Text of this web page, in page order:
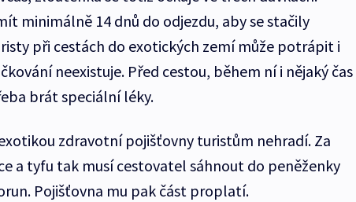
minimálně 14 dnů do odjezdu, aby se stačily
při cestách do exotických zemí může potrápit i
neexistuje. Před cestou, během ní i nějaký čas
brát speciální léky.
zdravotní pojišťovny turistům nehradí. Za
a tyfu tak musí cestovatel sáhnout do peněženky
Pojišťovna mu pak část proplatí.